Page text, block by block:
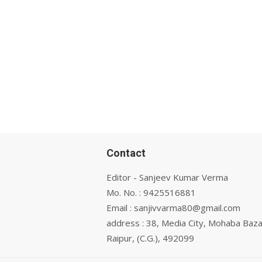
Contact
Editor - Sanjeev Kumar Verma
Mo. No. : 9425516881
Email : sanjivvarma80@gmail.com
address : 38, Media City, Mohaba
Raipur, (C.G.), 492099